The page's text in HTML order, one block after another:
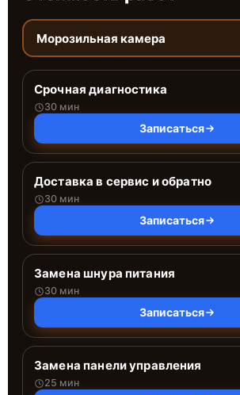
Морозильная камера
Срочная диагностика
30 мин
Записаться
Доставка в сервис и обратно
30 мин
Записаться
Замена шнура питания
30 мин
Записаться
Замена панели управления
25 мин